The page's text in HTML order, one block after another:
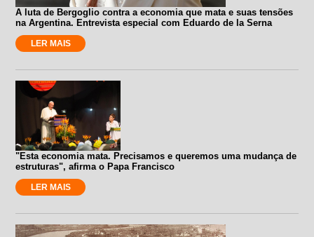
A luta de Bergoglio contra a economia que mata e suas tensões
na Argentina. Entrevista especial com Eduardo de la Serna
LER MAIS
"Esta economia mata. Precisamos e queremos uma mudança de
estruturas", afirma o Papa Francisco
LER MAIS